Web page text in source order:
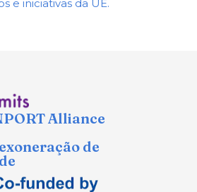
e iniciativas da UE.
Alliance
de